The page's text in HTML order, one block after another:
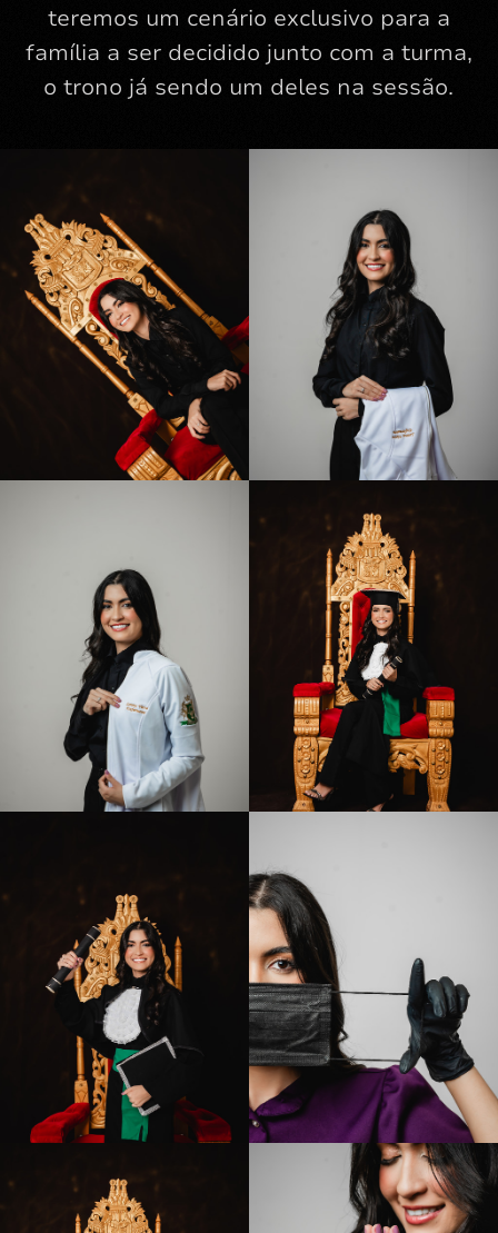
teremos um cenário exclusivo para a
família a ser decidido junto com a turma,
o trono já sendo um deles na sessão.